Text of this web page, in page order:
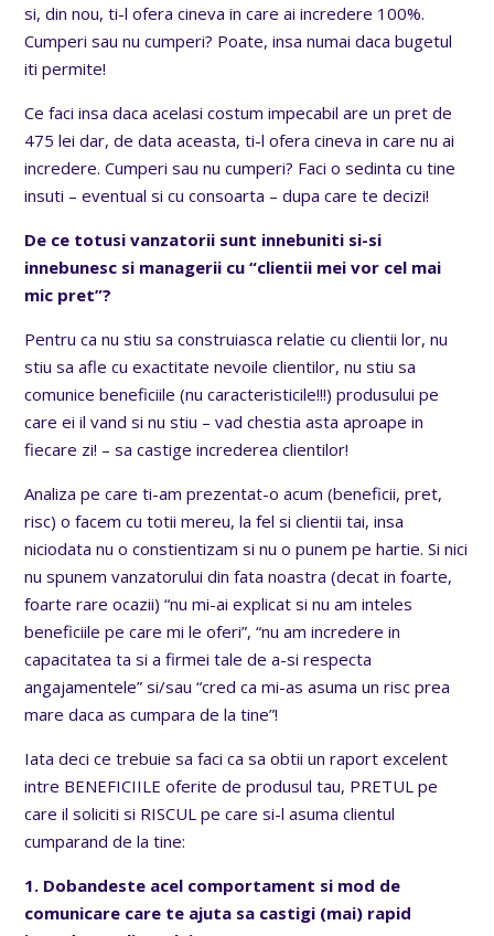
si, din nou, ti-l ofera cineva in care ai incredere 100%.
Cumperi sau nu cumperi? Poate, insa numai daca bugetul
iti permite!
Ce faci insa daca acelasi costum impecabil are un pret de
475 lei dar, de data aceasta, ti-l ofera cineva in care nu ai
incredere. Cumperi sau nu cumperi? Faci o sedinta cu tine
insuti – eventual si cu consoarta – dupa care te decizi!
De ce totusi vanzatorii sunt innebuniti si-si
innebunesc si managerii cu “clientii mei vor cel mai
mic pret”?
Pentru ca nu stiu sa construiasca relatie cu clientii lor, nu
stiu sa afle cu exactitate nevoile clientilor, nu stiu sa
comunice beneficiile (nu caracteristicile!!!) produsului pe
care ei il vand si nu stiu – vad chestia asta aproape in
fiecare zi! – sa castige increderea clientilor!
Analiza pe care ti-am prezentat-o acum (beneficii, pret,
risc) o facem cu totii mereu, la fel si clientii tai, insa
niciodata nu o constientizam si nu o punem pe hartie. Si nici
nu spunem vanzatorului din fata noastra (decat in foarte,
foarte rare ocazii) “nu mi-ai explicat si nu am inteles
beneficiile pe care mi le oferi”, “nu am incredere in
capacitatea ta si a firmei tale de a-si respecta
angajamentele” si/sau “cred ca mi-as asuma un risc prea
mare daca as cumpara de la tine”!
Iata deci ce trebuie sa faci ca sa obtii un raport excelent
intre BENEFICIILE oferite de produsul tau, PRETUL pe
care il soliciti si RISCUL pe care si-l asuma clientul
cumparand de la tine:
1. Dobandeste acel comportament si mod de
comunicare care te ajuta sa castigi (mai) rapid